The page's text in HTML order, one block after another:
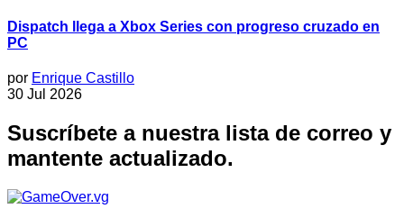
Dispatch llega a Xbox Series con progreso cruzado en
PC
por Enrique Castillo
30 Jul 2026
Suscríbete a nuestra lista de correo y
mantente actualizado.